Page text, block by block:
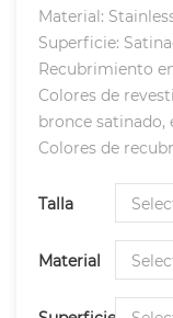
Material:
Superficie:
Recubrimiento
Colores de
bronce satinado,
Colores de
Talla
Material